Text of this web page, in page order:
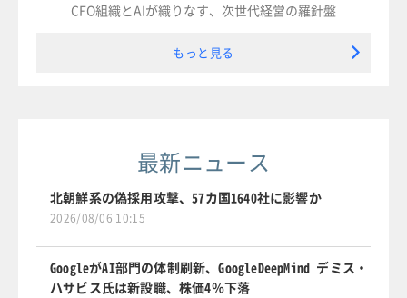
CFO組織とAIが織りなす、次世代経営の羅針盤
もっと見る
最新ニュース
北朝鮮系の偽採用攻撃、57カ国1640社に影響か
2026/08/06 10:15
GoogleがAI部門の体制刷新、GoogleDeepMind デミス・
ハサビス氏は新設職、株価4％下落